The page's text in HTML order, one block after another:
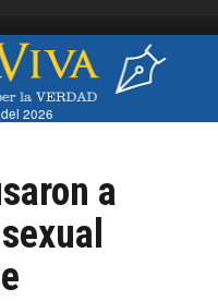
navigation
2026
a